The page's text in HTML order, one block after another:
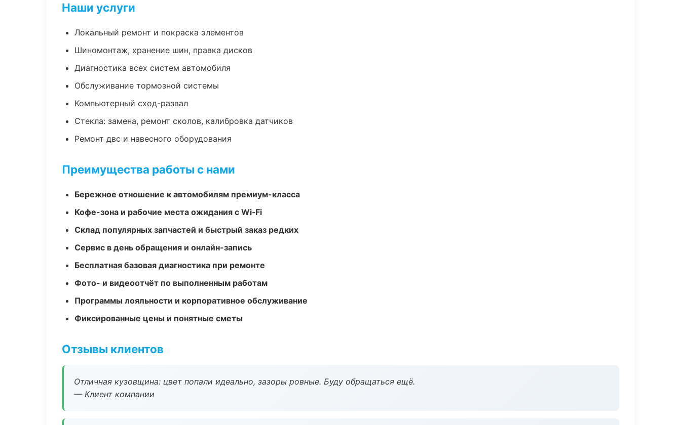
Наши услуги
Локальный ремонт и покраска элементов
Шиномонтаж, хранение шин, правка дисков
Диагностика всех систем автомобиля
Обслуживание тормозной системы
Компьютерный сход-развал
Стекла: замена, ремонт сколов, калибровка датчиков
Ремонт двс и навесного оборудования
Преимущества работы с нами
Бережное отношение к автомобилям премиум-класса
Кофе-зона и рабочие места ожидания с Wi‑Fi
Склад популярных запчастей и быстрый заказ редких
Сервис в день обращения и онлайн-запись
Бесплатная базовая диагностика при ремонте
Фото- и видеоотчёт по выполненным работам
Программы лояльности и корпоративное обслуживание
Фиксированные цены и понятные сметы
Отзывы клиентов
Отличная кузовщина: цвет попали идеально, зазоры ровные. Буду обращаться ещё.
— Клиент компании